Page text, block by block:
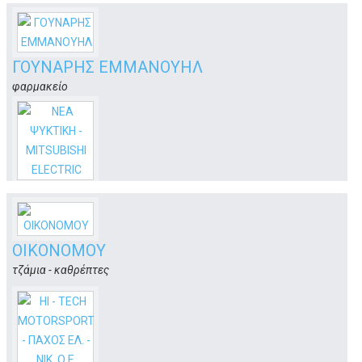
ΓΟΥΝΑΡΗΣ ΕΜΜΑΝΟΥΗΛ
φαρμακείο
Αρτεμισίας 2Β
Κως
ψύξη, κλιματισμός, επαγγελματικός εξοπλισμός μαζικής
εστίασης
4ο χιλ. Επαρχιακής Οδού
Κως
ΟΙΚΟΝΟΜΟΥ
τζάμια - καθρέπτες
Εθνικής Αντιστάσεως 37, Μαρμαρωτό
Κως